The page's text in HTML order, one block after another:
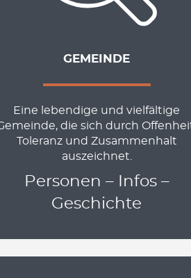
GEMEINDE
Eine lebendige und vielfältige
die sich durch
Toleranz und Zusammenhalt
auszeichnet.
Personen – Infos –
Geschichte